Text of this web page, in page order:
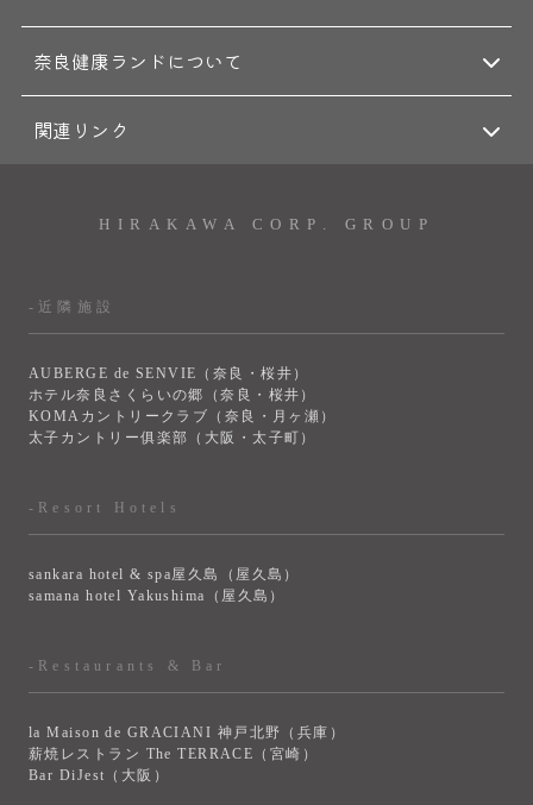
奈良健康ランドについて
関連リンク
HIRAKAWA CORP. GROUP
-近隣施設
AUBERGE de SENVIE（奈良・桜井）
ホテル奈良さくらいの郷（奈良・桜井）
KOMAカントリークラブ（奈良・月ヶ瀬）
太子カントリー俱楽部（大阪・太子町）
-Resort Hotels
sankara hotel & spa屋久島（屋久島）
samana hotel Yakushima（屋久島）
-Restaurants & Bar
la Maison de GRACIANI 神戸北野（兵庫）
薪焼レストラン The TERRACE（宮崎）
Bar DiJest（大阪）